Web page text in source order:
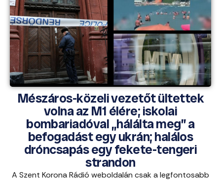
Mészáros-közeli vezetőt ültettek
volna az M1 élére; iskolai
bombariadóval „hálálta meg” a
befogadást egy ukrán; halálos
dróncsapás egy fekete-tengeri
strandon
A Szent Korona Rádió weboldalán csak a legfontosabb